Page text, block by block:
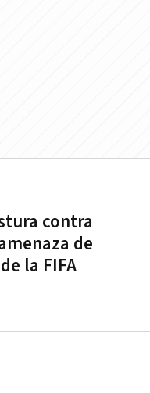
contra
de
la FIFA